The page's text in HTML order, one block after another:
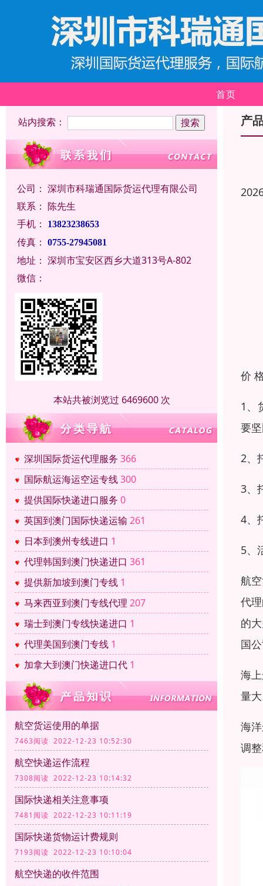
首页
站内搜索：
公司： 深圳市科瑞通国际货运代理有限公司
联系： 陈先生
手机：
13823238653
传真： 0755-27945081
地址： 深圳市宝安区西乡大道313号A-802
微信：
本站共被浏览过 6469600 次
深圳国际货运代理服务 366
国际航运海运空运专线300
提供国际快递进口服务 0
英国到澳门国际快递运输 261
日本到澳州专线进口 1
代理韩国到澳门快递进口 361
提供新加坡到澳门专线 1
马来西亚到澳门专线代理 207
瑞士到澳门专线快递进口 1
代理美国到澳门专线 1
加拿大到澳门快递进口代 1
航空货运使用的单据
7463阅读 2022-12-23 10:52:30
航空快递运作流程
7308阅读 2022-12-23 10:14:32
国际快递相关注意事项
7481阅读 2022-12-23 10:11:19
国际快递货物运计费规则
7193阅读 2022-12-23 10:10:04
航空快递的收件范围
产
价
1、
要
2、
3、
4、
5、
航
代
的
国
海
量
海
调